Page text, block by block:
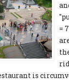
=
is